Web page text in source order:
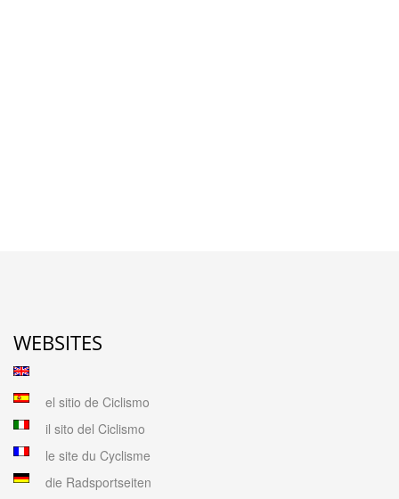
WEBSITES
el sitio de Ciclismo
il sito del Ciclismo
le site du Cyclisme
die Radsportseiten